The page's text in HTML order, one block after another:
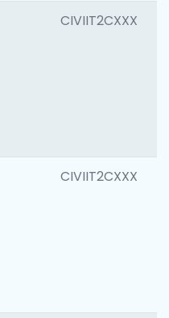
CIVIIT2CXXX
CIVIIT2CXXX